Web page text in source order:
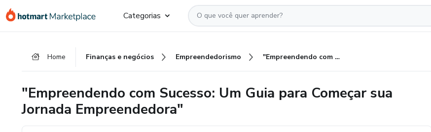
para
para
para
Categorias
Home Finanças e negócios Empreendedorismo "Empreendendo com Sucesso: Um Guia para Começar sua Jornada Empreendedora"
"Empreendendo com Sucesso: Um Guia para Começar sua
Jornada Empreendedora"